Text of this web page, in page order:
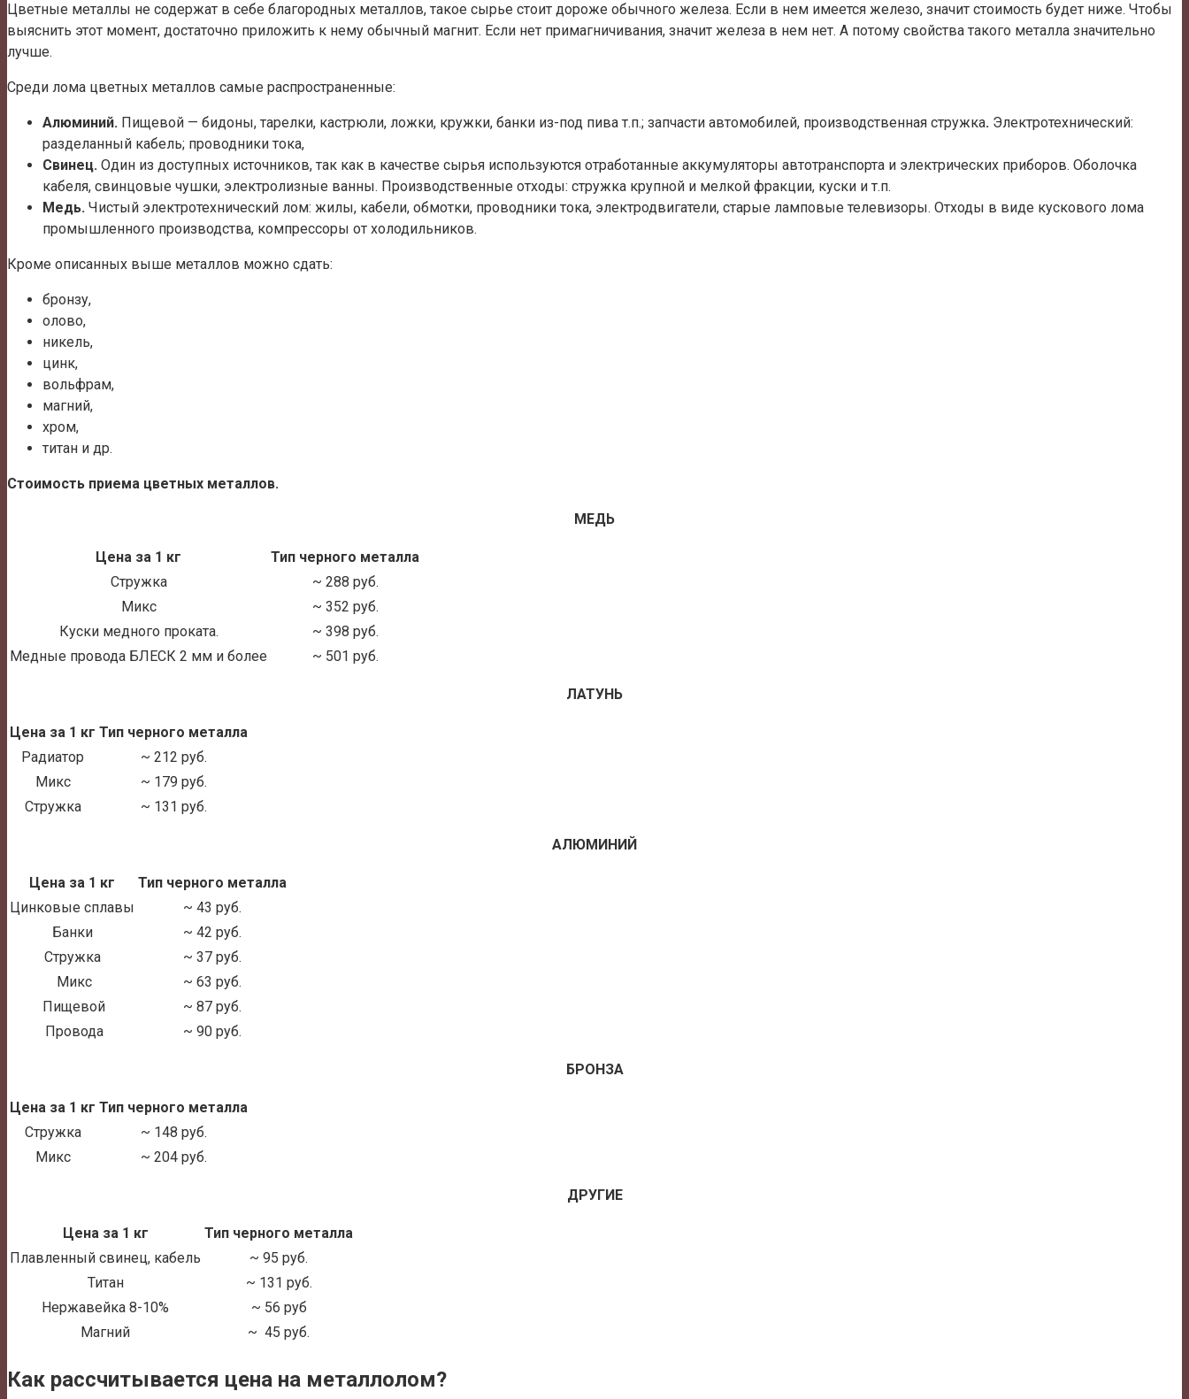
Цветные металлы не содержат в себе благородных металлов, такое сырье стоит дороже обычного железа. Если в нем имеется железо, значит стоимость будет ниже. Чтобы
выяснить этот момент, достаточно приложить к нему обычный магнит. Если нет примагничивания, значит железа в нем нет. А потому свойства такого металла значительно
лучше.
Среди лома цветных металлов самые распространенные:
Алюминий. Пищевой — бидоны, тарелки, кастрюли, ложки, кружки, банки из-под пива т.п.; запчасти автомобилей, производственная стружка. Электротехнический:
разделанный кабель; проводники тока,
Свинец. Один из доступных источников, так как в качестве сырья используются отработанные аккумуляторы автотранспорта и электрических приборов. Оболочка
кабеля, свинцовые чушки, электролизные ванны. Производственные отходы: стружка крупной и мелкой фракции, куски и т.п.
Медь. Чистый электротехнический лом: жилы, кабели, обмотки, проводники тока, электродвигатели, старые ламповые телевизоры. Отходы в виде кускового лома
промышленного производства, компрессоры от холодильников.
Кроме описанных выше металлов можно сдать:
бронзу,
олово,
никель,
цинк,
вольфрам,
магний,
хром,
титан и др.
Стоимость приема цветных металлов.
МЕДЬ
Цена за 1 кг
Тип черного металла
Стружка
~ 288 руб.
Микс
~ 352 руб.
Куски медного проката.
~ 398 руб.
Медные провода БЛЕСК 2 мм и более
~ 501 руб.
ЛАТУНЬ
Цена за 1 кг Тип черного металла
Радиатор
~ 212 руб.
Микс
~ 179 руб.
Стружка
~ 131 руб.
АЛЮМИНИЙ
Цена за 1 кг
Тип черного металла
Цинковые сплавы
~ 43 руб.
Банки
~ 42 руб.
Стружка
~ 37 руб.
Микс
~ 63 руб.
Пищевой
~ 87 руб.
Провода
~ 90 руб.
БРОНЗА
Цена за 1 кг Тип черного металла
Стружка
~ 148 руб.
Микс
~ 204 руб.
ДРУГИЕ
Цена за 1 кг
Тип черного металла
Плавленный свинец, кабель
~ 95 руб.
Титан
~ 131 руб.
Нержавейка 8-10%
~ 56 руб
Магний
~ 45 руб.
Как рассчитывается цена на металлолом?